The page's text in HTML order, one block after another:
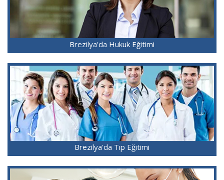
Brezilya'da Hukuk Eğitimi
Brezilya'da Tıp Eğitimi